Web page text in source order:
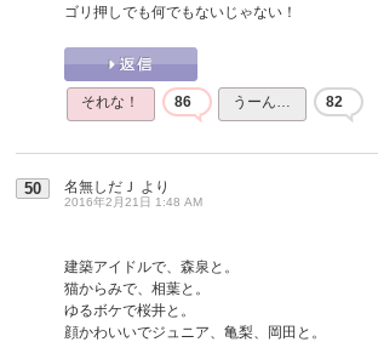
ゴリ押しでも何でもないじゃない！
それな！ 86 うーん… 82
50 名無しだＪ より
2016年2月21日 1:48 AM
建築アイドルで、森泉と。
猫からみで、相葉と。
ゆるボケで桜井と。
顔かわいいでジュニア、亀梨、岡田と。